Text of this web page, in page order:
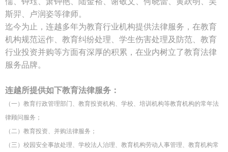
斯羿、卢润姿等律师。
迄今为止，连越多年为教育行业机构提供法律服务，在教育
机构规范运作、教育纠纷处理、学生伤害处理及防范、教育
行业投资并购等方面有深厚的积累，在业内树立了教育法律
服务品牌。
连越所提供如下教育法律服务：
（一）教育行政管理部门、教育投资机构、学校、培训机构等教育机构的常年法
律顾问服务；
（二）教育投资、并购法律服务；
（三）校园安全事故处理、学校法人治理、教育机构劳动人事管理、教育机构常